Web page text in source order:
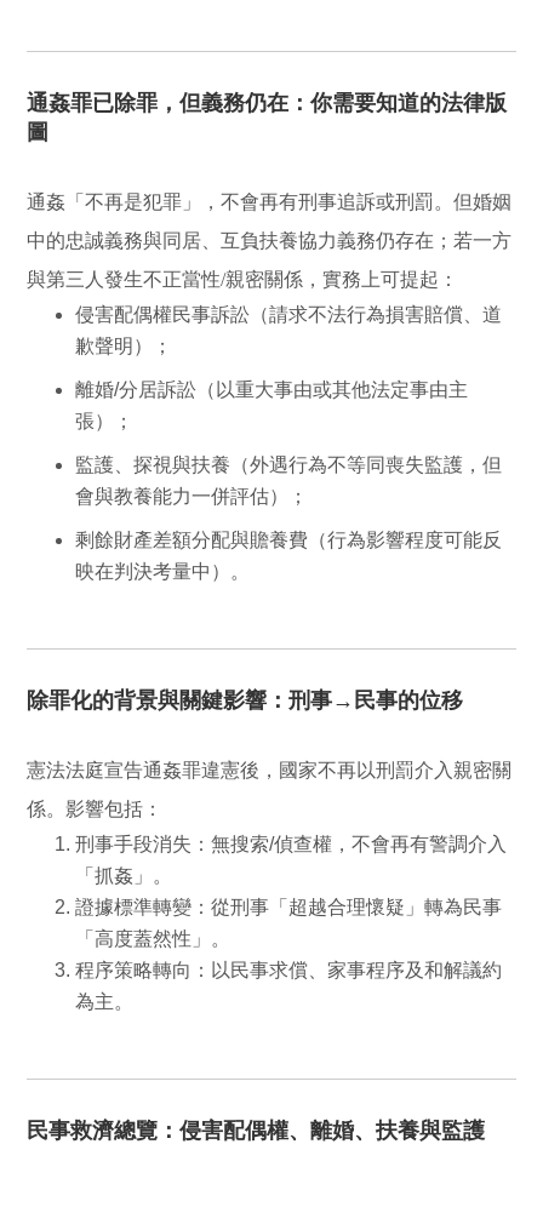
通姦罪已除罪，但義務仍在：你需要知道的法律版
圖
通姦「不再是犯罪」，不會再有刑事追訴或刑罰。但婚姻
中的忠誠義務與同居、互負扶養協力義務仍存在；若一方
與第三人發生不正當性/親密關係，實務上可提起：
侵害配偶權民事訴訟 （請求不法行為損害賠償、道
歉聲明）；
離婚/分居訴訟 （以重大事由或其他法定事由主
張）；
監護、探視與扶養 （外遇行為不等同喪失監護，但
會與教養能力一併評估）；
剩餘財產差額分配與贍養費 （行為影響程度可能反
映在判決考量中）。
除罪化的背景與關鍵影響：刑事→民事的位移
憲法法庭宣告通姦罪違憲後，國家不再以刑罰介入親密關
係。影響包括：
刑事手段消失 ：無搜索/偵查權，不會再有警調介入
「抓姦」。
證據標準轉變 ：從刑事「超越合理懷疑」轉為民事
「高度蓋然性」。
程序策略轉向 ：以 民事求償、家事程序及和解議約
為主。
民事救濟總覽：侵害配偶權、離婚、扶養與監護